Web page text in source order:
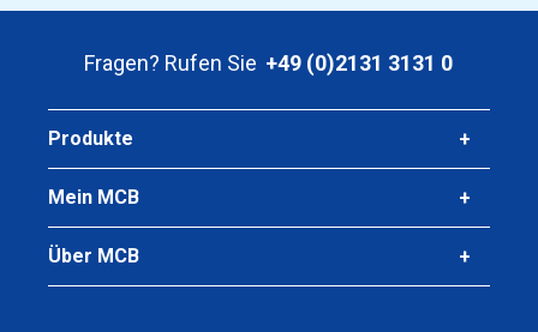
Fragen? Rufen Sie +49 (0)2131 3131 0
Produkte
Mein MCB
Über MCB